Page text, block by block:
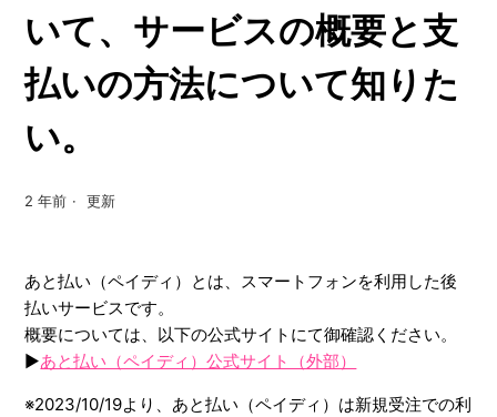
いて、サービスの概要と支
払いの方法について知りた
い。
2 年前 更新
あと払い（ペイディ）とは、スマートフォンを利用した後
払いサービスです。
概要については、以下の公式サイトにて御確認ください。
▶︎あと払い（ペイディ）公式サイト（外部）
※2023/10/19より、あと払い（ペイディ）は新規受注での利